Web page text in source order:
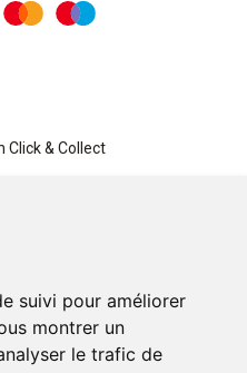
suivi pour améliorer
montrer un
le trafic de
Click & Collect
de